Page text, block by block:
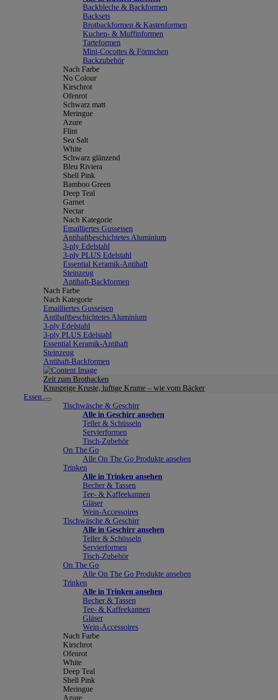
Backbleche & Backformen
Backsets
Brotbackformen & Kastenformen
Kuchen- & Muffinformen
Tarteformen
Mini-Cocottes & Förmchen
Backzubehör
Nach Farbe
No Colour
Kirschrot
Ofenrot
Schwarz matt
Meringue
Azure
Flint
Sea Salt
White
Schwarz glänzend
Bleu Riviera
Shell Pink
Bamboo Green
Deep Teal
Garnet
Nectar
Nach Kategorie
Emailliertes Gusseisen
Antihaftbeschichtetes Aluminium
3-ply Edelstahl
3-ply PLUS Edelstahl
Essential Keramik-Antihaft
Steinzeug
Antihaft-Backformen
Nach Farbe
Nach Kategorie
Emailliertes Gusseisen
Antihaftbeschichtetes Aluminium
3-ply Edelstahl
3-ply PLUS Edelstahl
Essential Keramik-Antihaft
Steinzeug
Antihaft-Backformen
Zeit zum Brotbacken
Knusprige Kruste, luftige Krume – wie vom Bäcker
Essen
Tischwäsche & Geschirr
Alle in Geschirr ansehen
Teller & Schüsseln
Servierformen
Tisch-Zubehör
On The Go
Alle On The Go Produkte ansehen
Trinken
Alle in Trinken ansehen
Becher & Tassen
Tee- & Kaffeekannen
Gläser
Wein-Accessoires
Tischwäsche & Geschirr
Alle in Geschirr ansehen
Teller & Schüsseln
Servierformen
Tisch-Zubehör
On The Go
Alle On The Go Produkte ansehen
Trinken
Alle in Trinken ansehen
Becher & Tassen
Tee- & Kaffeekannen
Gläser
Wein-Accessoires
Nach Farbe
Kirschrot
Ofenrot
White
Deep Teal
Shell Pink
Meringue
Azure